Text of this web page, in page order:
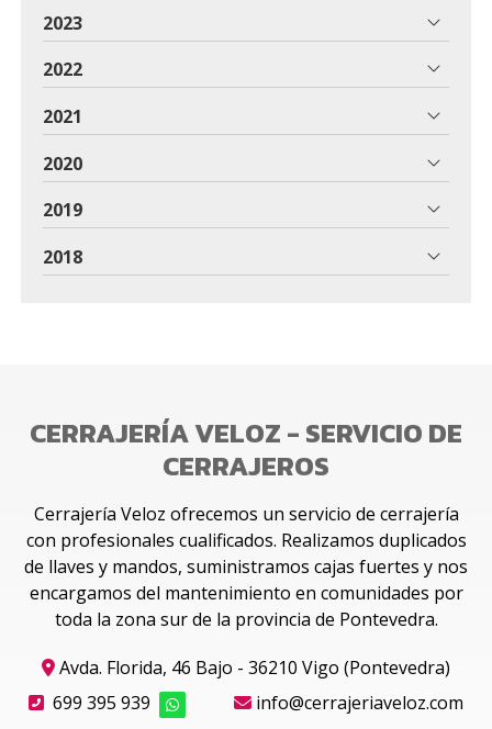
2023
2022
2021
2020
2019
2018
CERRAJERÍA VELOZ - SERVICIO DE
CERRAJEROS
Cerrajería Veloz ofrecemos un servicio de cerrajería
con profesionales cualificados. Realizamos duplicados
de llaves y mandos, suministramos cajas fuertes y nos
encargamos del mantenimiento en comunidades por
toda la zona sur de la provincia de Pontevedra.
Avda. Florida, 46 Bajo - 36210 Vigo (Pontevedra)
699 395 939
info@cerrajeriaveloz.com